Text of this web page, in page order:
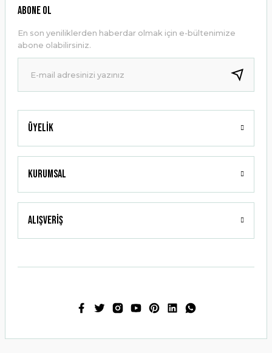
Ürün resmi kalitesiz, bozuk veya görüntülenemiyor.
Ürün bilgilerinde hatalar bulunuyor.
Ürün fiyatı diğer sitelerden daha pahalı.
Bu ürüne benzer farklı alternatifler olmalı.
Gönder
Üyelik
Kurumsal
Alışveriş
ABONE OL
En son yeniliklerden haberdar olmak için e-bültenimize
abone olabilirsiniz.